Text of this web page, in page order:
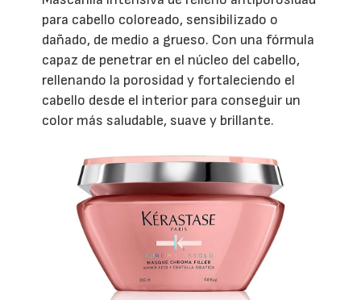
para cabello coloreado, sensibilizado o
dañado, de medio a grueso. Con una fórmula
capaz de penetrar en el núcleo del cabello,
rellenando la porosidad y fortaleciendo el
cabello desde el interior para conseguir un
color más saludable, suave y brillante.